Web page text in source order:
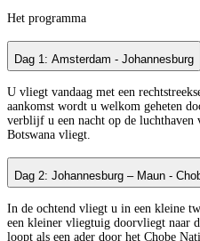
Het programma
Dag 1: Amsterdam - Johannesburg
U vliegt vandaag met een
aankomst wordt u welkom geheten
verblijf u een nacht op de luchthaven
Botswana vliegt.
Dag 2: Johannesburg – Maun -
In de ochtend vliegt u in een kleine
een kleiner vliegtuig doorvliegt naar
loopt als een ader door het Chobe